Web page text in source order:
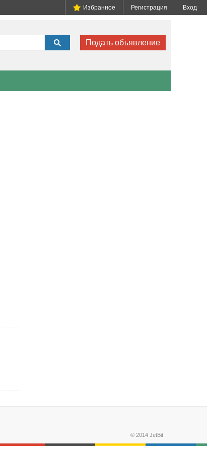
Подать объявление
© 2014 JetBit
Избранное Регистрация Вход